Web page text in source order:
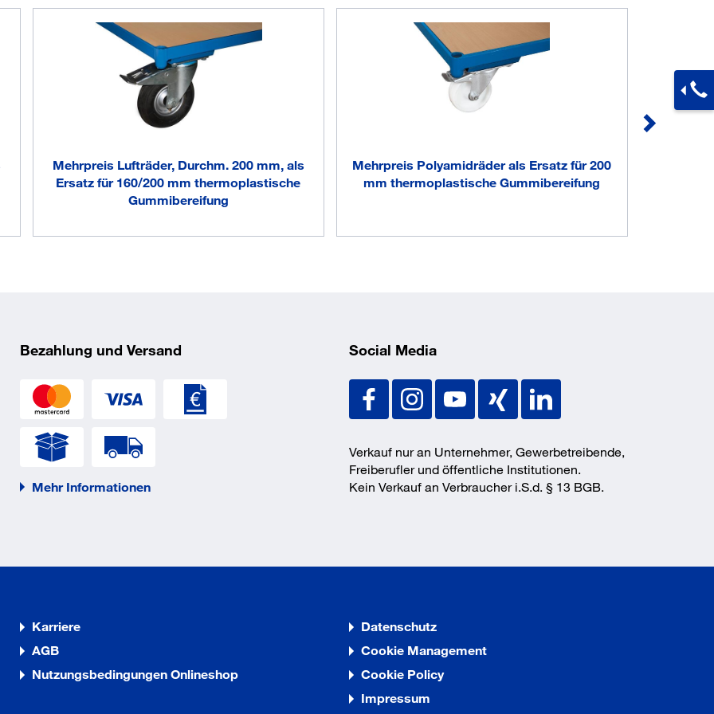
Mehrpreis Lufträder, Durchm. 200 mm, als
Ersatz für 160/200 mm thermoplastische
Gummibereifung
Mehrpreis Polyamidräder als Ersatz für 200
mm thermoplastische Gummibereifung
Bezahlung und Versand
Mehr Informationen
Social Media
Verkauf nur an Unternehmer, Gewerbetreibende,
Freiberufler und öffentliche Institutionen.
Kein Verkauf an Verbraucher i.S.d. § 13 BGB.
Karriere
AGB
Nutzungsbedingungen Onlineshop
Datenschutz
Cookie Management
Cookie Policy
Impressum